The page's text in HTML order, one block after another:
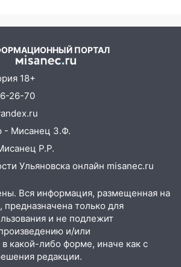
бензин в Ульяновске 7
рядом с ребёнком и
районе пожар
дачный дом и
предложили отменить
ИИ будет выявлять
на контейнерных
ПОРТАЛ
18+
26-70
- Мисанец З.Ф.
Р.Р.
Ульяновска онлайн misanec.ru
Вся информация, размещенная на
предназначена только для
и не подлежит
и/или
какой-либо форме, иначе как с
редакции.